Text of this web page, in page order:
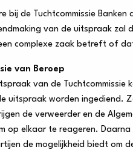
bij de Tuchtcommissie
van de uitspraak zal
complexe zaak betreft of
van Beroep
van de
uitspraak worden ingediend.
de verweerder en de
op elkaar te reageren.
de mogelijkheid biedt om